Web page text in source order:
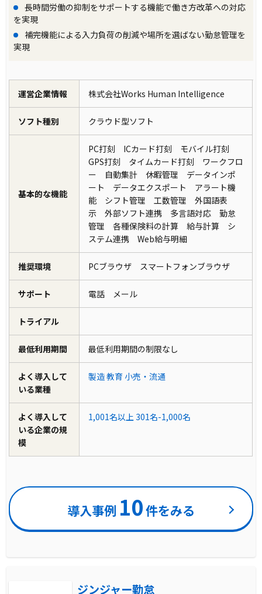
長時間労働の抑制をサポートする機能で働き方改革への対応
を実現
補完機能による入力負荷の削減や場所を選ばない勤怠管理を
実現
運営企業情報 株式会社Works Human Intelligence
ソフト種別 クラウド型ソフト
基本的な機能
PC打刻 ICカード打刻 モバイル打刻
GPS打刻 タイムカード打刻 ワークフロ
ー 自動集計 休暇管理 データインポ
ート データエクスポート アラート機
能 シフト管理 工数管理 外国語表
示 外部ソフト連携 多言語対応 勤怠
管理 各種保険料の計算 給与計算 シ
ステム連携 Web給与明細
推奨環境 PCブラウザ スマートフォンブラウザ
サポート 電話 メール
トライアル
最低利用期間 最低利用期間の制限なし
よく導入して
いる業種
製造教育 小売・流通
よく導入して
いる企業の規
模
1,001名以上 301名-1,000名
導入事例 10件をみる
ジンジャー勤怠